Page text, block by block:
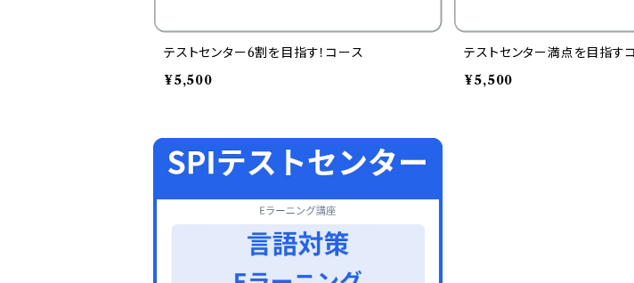
テストセンター6割を目指す！コース
¥5,500
テストセンター満点を目指す
¥5,500